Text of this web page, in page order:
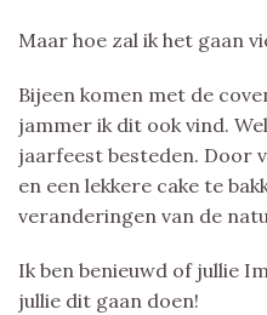
Maar hoe zal ik het gaan
Bijeen komen met de
jammer ik dit ook vind.
jaarfeest besteden. Door
en een lekkere cake te
veranderingen van de
Ik ben benieuwd of jullie
jullie dit gaan doen!